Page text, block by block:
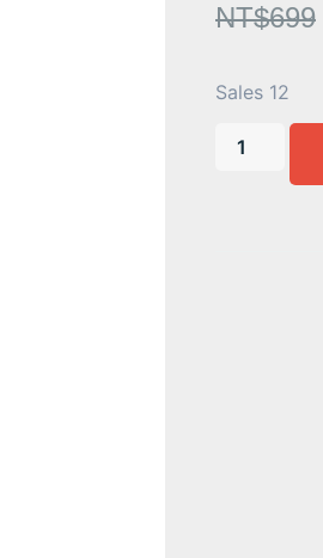
NT$699
Sales 12